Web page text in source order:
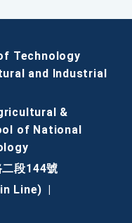
Technology
and Industrial
&
of National
段144號
Line)